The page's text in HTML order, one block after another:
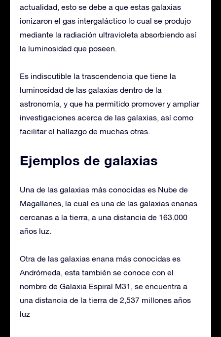
actualidad, esto se debe a que estas galaxias
ionizaron el gas intergaláctico lo cual se produjo
mediante la radiación ultravioleta absorbiendo así
la luminosidad que poseen.
Es indiscutible la trascendencia que tiene la
luminosidad de las galaxias dentro de la
astronomía, y que ha permitido promover y ampliar
investigaciones acerca de las galaxias, así como
facilitar el hallazgo de muchas otras.
Ejemplos de galaxias
Una de las galaxias más conocidas es Nube de
Magallanes, la cual es una de las galaxias enanas
cercanas a la tierra, a una distancia de 163.000
años luz.
Otra de las galaxias enana más conocidas es
Andrómeda, esta también se conoce con el
nombre de Galaxia Espiral M31, se encuentra a
una distancia de la tierra de 2,537 millones años
luz